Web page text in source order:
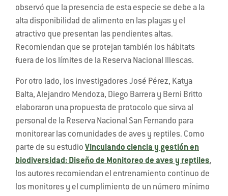
observó que la presencia de esta especie se debe a la
alta disponibilidad de alimento en las playas y el
atractivo que presentan las pendientes altas.
Recomiendan que se protejan también los hábitats
fuera de los límites de la Reserva Nacional Illescas.
Por otro lado, los investigadores José Pérez, Katya
Balta, Alejandro Mendoza, Diego Barrera y Berni Britto
elaboraron una propuesta de protocolo que sirva al
personal de la Reserva Nacional San Fernando para
monitorear las comunidades de aves y reptiles. Como
parte de su estudio Vinculando ciencia y gestión en
biodiversidad: Diseño de Monitoreo de aves y reptiles,
los autores recomiendan el entrenamiento continuo de
los monitores y el cumplimiento de un número mínimo